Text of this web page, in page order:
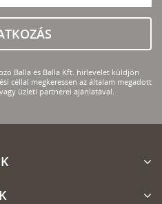
Balla és Balla Kft. hírlevelet küldjön
céllal megkeressen az általam megadott
üzleti partnerei ajánlatával.